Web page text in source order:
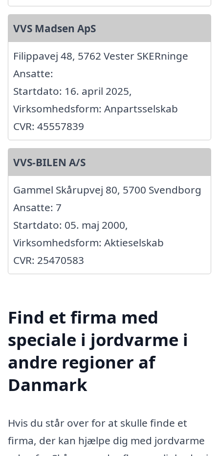
VVS Madsen ApS
Filippavej 48, 5762 Vester SKERninge
Ansatte:
Startdato: 16. april 2025,
Virksomhedsform: Anpartsselskab
CVR: 45557839
VVS-BILEN A/S
Gammel Skårupvej 80, 5700 Svendborg
Ansatte: 7
Startdato: 05. maj 2000,
Virksomhedsform: Aktieselskab
CVR: 25470583
Find et firma med
speciale i jordvarme i
andre regioner af
Danmark
Hvis du står over for at skulle finde et
firma, der kan hjælpe dig med jordvarme